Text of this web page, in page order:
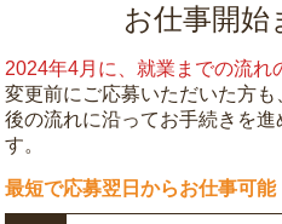
お仕事開始
2024年4月に、就業までの流れ
変更前にご応募いただいた方
後の流れに沿ってお手続きを
す。
最短で応募翌日からお仕事可能